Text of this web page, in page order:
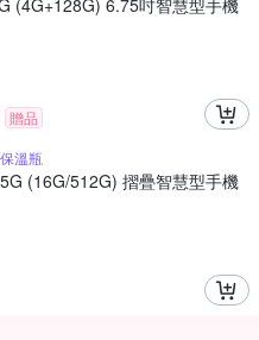
(4G+128G) 6.75吋智慧型手機
贈品
溫瓶
(16G/512G) 摺疊智慧型手機